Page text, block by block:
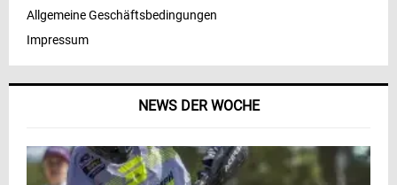
NEWS DER WOCHE
Allgemeine Geschäftsbedingungen
Impressum